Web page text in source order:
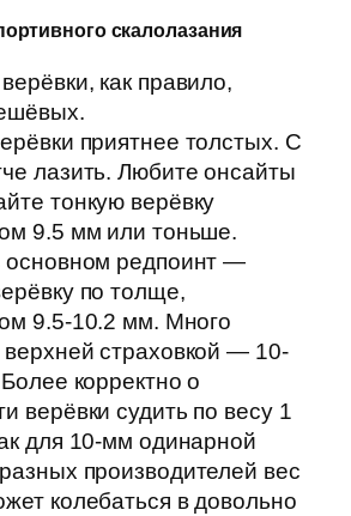
скалолазания
как правило,
приятнее толстых. С
лазить. Любите онсайты
тонкую верёвку
9.5 мм или тоньше.
основном редпоинт —
по толще,
9.5-10.2 мм. Много
верхней страховкой — 10-
корректно о
верёвки судить по весу 1
для 10-мм одинарной
производителей вес
колебаться в довольно